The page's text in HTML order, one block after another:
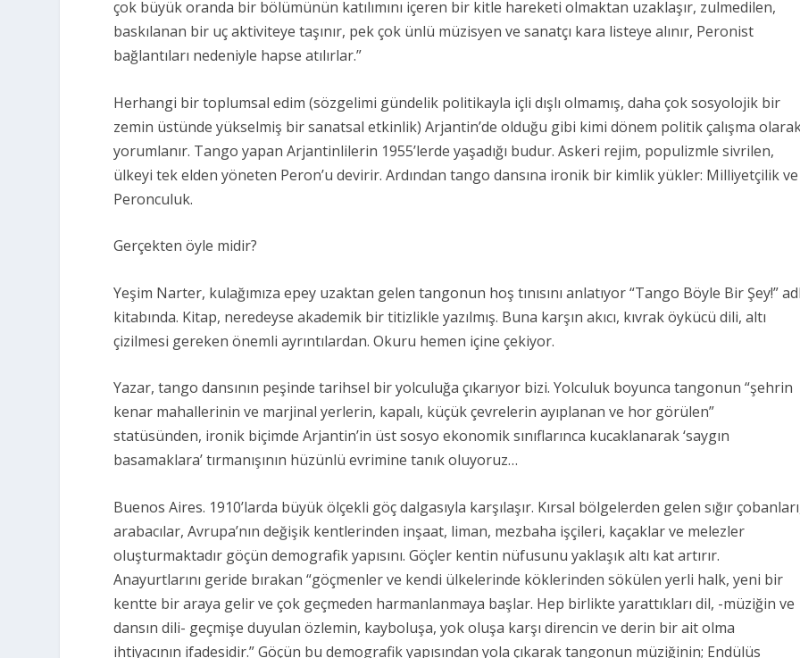
çok büyük oranda bir bölümünün katılımını içeren bir kitle hareketi olmaktan uzaklaşır, zulmedilen,
baskılanan bir uç aktiviteye taşınır, pek çok ünlü müzisyen ve sanatçı kara listeye alınır, Peronist
bağlantıları nedeniyle hapse atılırlar.”
Herhangi bir toplumsal edim (sözgelimi gündelik politikayla içli dışlı olmamış, daha çok sosyolojik bir
zemin üstünde yükselmiş bir sanatsal etkinlik) Arjantin’de olduğu gibi kimi dönem politik çalışma
yorumlanır. Tango yapan Arjantinlilerin 1955’lerde yaşadığı budur. Askeri rejim, populizmle sivrilen,
ülkeyi tek elden yöneten Peron’u devirir. Ardından tango dansına ironik bir kimlik yükler: Milliyetçilik ve
Peronculuk.
Gerçekten öyle midir?
Yeşim Narter, kulağımıza epey uzaktan gelen tangonun hoş tınısını anlatıyor“Tango Böyle Bir Şey!”
kitabında. Kitap, neredeyse akademik bir titizlikle yazılmış. Buna karşın akıcı, kıvrak öykücü dili, altı
çizilmesi gereken önemli ayrıntılardan. Okuru hemen içine çekiyor.
Yazar, tango dansının peşinde tarihsel bir yolculuğa çıkarıyor bizi. Yolculuk boyunca tangonun “şehrin
kenar mahallerinin ve marjinal yerlerin, kapalı, küçük çevrelerin ayıplanan ve hor görülen”
statüsünden, ironik biçimde Arjantin’in üst sosyo ekonomik sınıflarınca kucaklanarak ‘saygın
basamaklara’ tırmanışının hüzünlü evrimine tanık oluyoruz…
Buenos Aires. 1910’larda büyük ölçekli göç dalgasıyla karşılaşır. Kırsal bölgelerden gelen sığır
arabacılar, Avrupa’nın değişik kentlerinden inşaat, liman, mezbaha işçileri, kaçaklar ve melezler
oluşturmaktadır göçün demografik yapısını. Göçler kentin nüfusunu yaklaşık altı kat artırır.
Anayurtlarını geride bırakan“göçmenler ve kendi ülkelerinde köklerinden sökülen yerli halk, yeni bir
kentte bir araya gelir ve çok geçmeden harmanlanmaya başlar. Hep birlikte yarattıkları dil, -müziğin ve
dansın dili- geçmişe duyulan özlemin, kayboluşa, yok oluşa karşı direncin ve derin bir ait olma
ihtiyacının ifadesidir.”Göçün bu demografik yapısından yola çıkarak tangonun müziğinin; Endülüs